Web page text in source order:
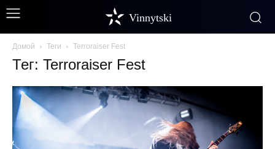
Vinnytski
Домой Теги Terroraiser Fest
Тег: Terroraiser Fest